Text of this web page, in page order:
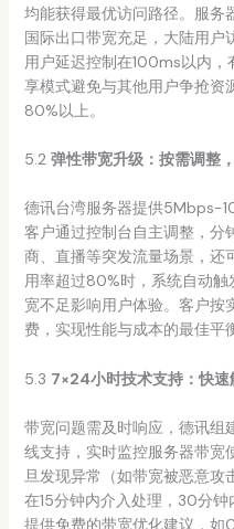
均能获得最优访问路径。服务
国际出口带宽充足，大陆用
用户延迟控制在100ms以内，
享模式避免与其他用户争抢资
80%以上。
5.2 弹性带宽升级：按需调整
德讯台湾服务器提供5Mbps-
客户通过控制台自主调整，分
商、直播等突发流量场景，
用率超过80%时，系统自动
宽不足影响用户体验。客户按
费，实现性能与成本的最佳平
5.3 7×24小时技术支持：快速
带宽问题需及时响应，德讯组
线支持，实时监控服务器带宽
旦发现异常（如带宽被恶意攻
在15分钟内介入处理，30分
提供免费的带宽优化建议，如